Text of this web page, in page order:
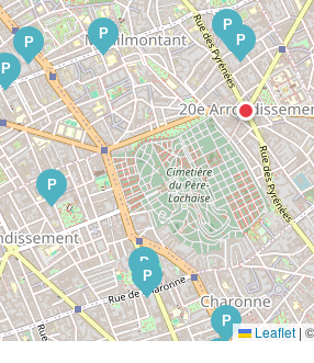
P
P
P
P
P
P
P
P
P
Leaflet |